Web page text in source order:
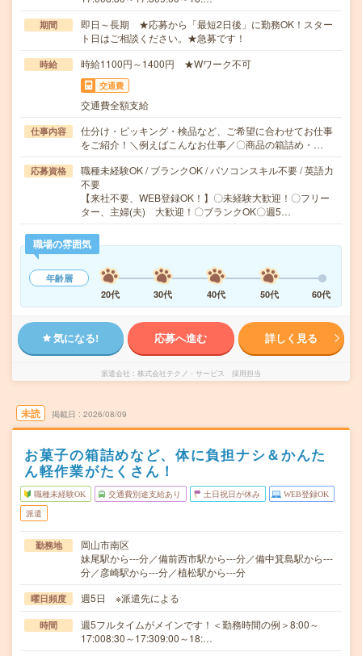
期間
即日～長期 ★応募から「最短2日後」に勤務OK！スター
ト日はご相談ください。★急募です！
時給 時給1100円～1400円 ★Wワーク不可
交通費
交通費全額支給
仕事内容
仕分け・ピッキング・検品など、ご希望に合わせてお仕事
をご紹介！＼例えばこんなお仕事／〇商品の箱詰め・…
応募資格
職種未経験OK / ブランクOK / パソコンスキル不要 / 英語力
不要
【来社不要、WEB登録OK！】〇未経験大歓迎！〇フリー
ター、主婦(夫) 大歓迎！〇ブランクOK〇週5…
職場の雰囲気
年齢層
20代
30代 40代 50代 60代
気になる! 応募へ進む 詳しく見る
派遣会社 株式会社テクノ・サービス 採用担当
未読 掲載日 2026/08/09
お菓子の箱詰めなど、体に負担ナシ＆かんた
ん軽作業がたくさん！
職種未経験OK 交通費別途支給あり 土日祝日が休み WEB登録OK
派遣
勤務地
岡山市南区
妹尾駅から---分／備前西市駅から---分／備中箕島駅から---
分／彦崎駅から---分／植松駅から---分
曜日頻度 週5日 ※派遣先による
時間
週5フルタイムがメインです！＜勤務時間の例＞8:00～
17:008:30～17:309:00～18:…